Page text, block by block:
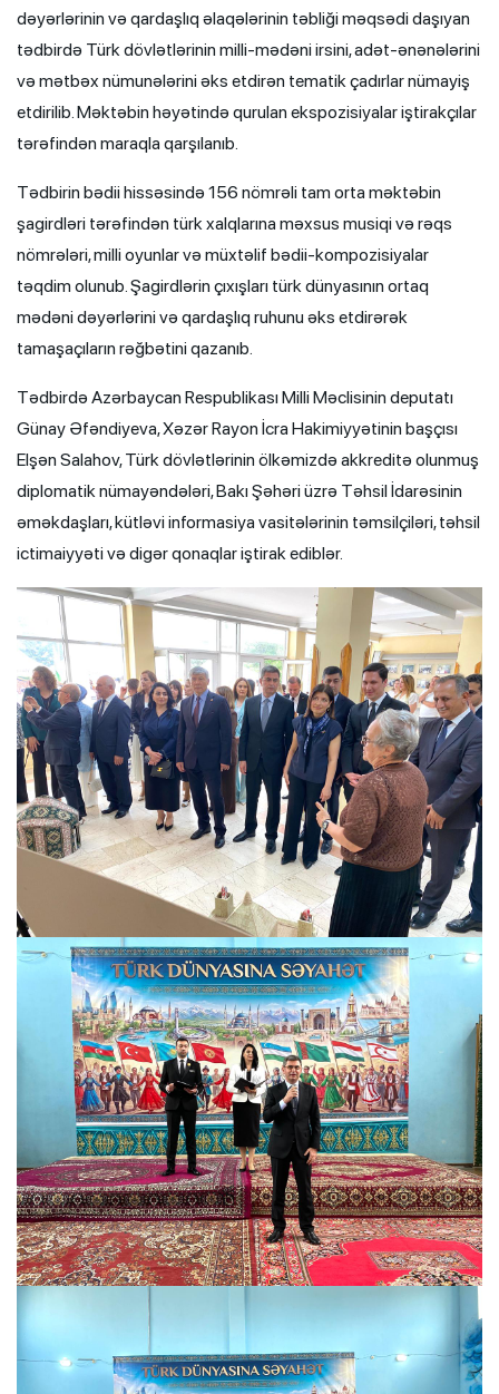
dəyərlərinin və qardaşlıq əlaqələrinin təbliği məqsədi daşıyan
tədbirdə Türk dövlətlərinin milli-mədəni irsini, adət-ənənələrini
və mətbəx nümunələrini əks etdirən tematik çadırlar nümayiş
etdirilib. Məktəbin həyətində qurulan ekspozisiyalar iştirakçılar
tərəfindən maraqla qarşılanıb.
Tədbirin bədii hissəsində 156 nömrəli tam orta məktəbin
şagirdləri tərəfindən türk xalqlarına məxsus musiqi və rəqs
nömrələri, milli oyunlar və müxtəlif bədii-kompozisiyalar
təqdim olunub. Şagirdlərin çıxışları türk dünyasının ortaq
mədəni dəyərlərini və qardaşlıq ruhunu əks etdirərək
tamaşaçıların rəğbətini qazanıb.
Tədbirdə Azərbaycan Respublikası Milli Məclisinin deputatı
Günay Əfəndiyeva, Xəzər Rayon İcra Hakimiyyətinin başçısı
Elşən Salahov, Türk dövlətlərinin ölkəmizdə akkreditə olunmuş
diplomatik nümayəndələri, Bakı Şəhəri üzrə Təhsil İdarəsinin
əməkdaşları, kütləvi informasiya vasitələrinin təmsilçiləri, təhsil
ictimaiyyəti və digər qonaqlar iştirak ediblər.